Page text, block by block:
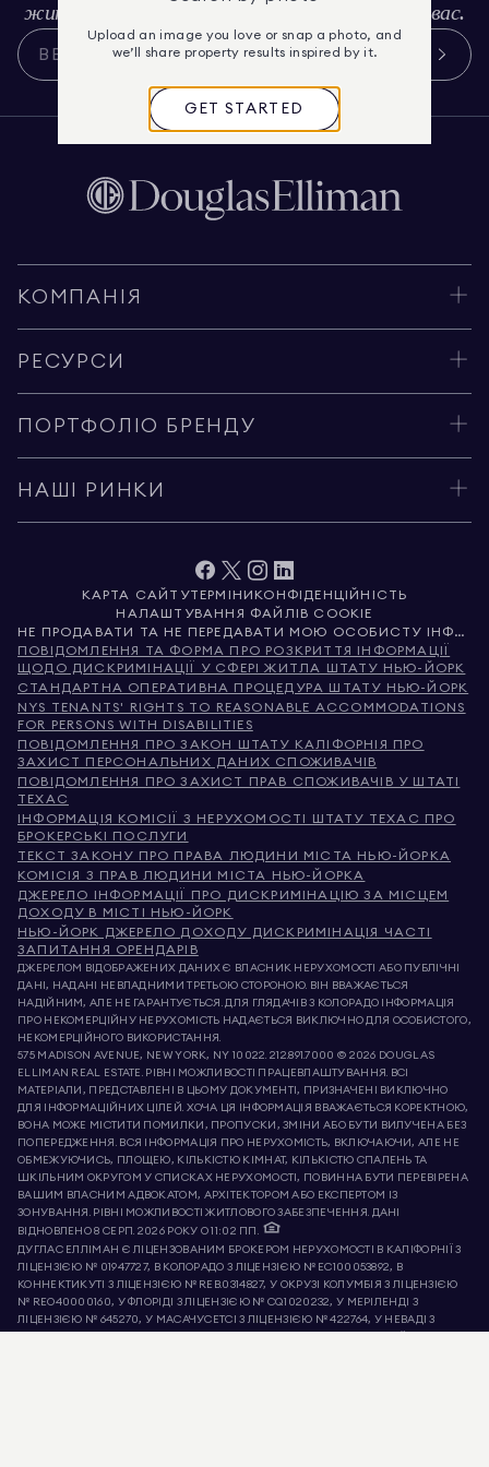
життя та культуру, підібрані спеціально для вас.
КОМПАНІЯ
РЕСУРСИ
ПОРТФОЛІО БРЕНДУ
НАШІ РИНКИ
КАРТА САЙТУТЕРМІНИ КОНФІДЕНЦІЙНІСТЬ
НАЛАШТУВАННЯ ФАЙЛІВ COOKIE
НЕ ПРОДАВАТИ ТА НЕ ПЕРЕДАВАТИ МОЮ ОСОБИСТУ ІНФОРМАЦІЮ
ПОВІДОМЛЕННЯ ТА ФОРМА ПРО РОЗКРИТТЯ ІНФОРМАЦІЇ
ЩОДО ДИСКРИМІНАЦІЇ У СФЕРІ ЖИТЛА ШТАТУ НЬЮ-ЙОРК
СТАНДАРТНА ОПЕРАТИВНА ПРОЦЕДУРА ШТАТУ НЬЮ-ЙОРК
NYS TENANTS' RIGHTS TO REASONABLE ACCOMMODATIONS
FOR PERSONS WITH DISABILITIES
ПОВІДОМЛЕННЯ ПРО ЗАКОН ШТАТУ КАЛІФОРНІЯ ПРО
ЗАХИСТ ПЕРСОНАЛЬНИХ ДАНИХ СПОЖИВАЧІВ
ПОВІДОМЛЕННЯ ПРО ЗАХИСТ ПРАВ СПОЖИВАЧІВ У ШТАТІ
ТЕХАС
ІНФОРМАЦІЯ КОМІСІЇ З НЕРУХОМОСТІ ШТАТУ ТЕХАС ПРО
БРОКЕРСЬКІ ПОСЛУГИ
ТЕКСТ ЗАКОНУ ПРО ПРАВА ЛЮДИНИ МІСТА НЬЮ-ЙОРКА
КОМІСІЯ З ПРАВ ЛЮДИНИ МІСТА НЬЮ-ЙОРКА
ДЖЕРЕЛО ІНФОРМАЦІЇ ПРО ДИСКРИМІНАЦІЮ ЗА МІСЦЕМ
ДОХОДУ В МІСТІ НЬЮ-ЙОРК
НЬЮ-ЙОРК ДЖЕРЕЛО ДОХОДУ ДИСКРИМІНАЦІЯ ЧАСТІ
ЗАПИТАННЯ ОРЕНДАРІВ
ДЖЕРЕЛОМ ВІДОБРАЖЕНИХ ДАНИХ Є ВЛАСНИК НЕРУХОМОСТІ АБО ПУБЛІЧНІ
ДАНІ, НАДАНІ НЕВЛАДНИМИ ТРЕТЬОЮ СТОРОНОЮ. ВІН ВВАЖАЄТЬСЯ
НАДІЙНИМ, АЛЕ НЕ ГАРАНТУЄТЬСЯ. ДЛЯ ГЛЯДАЧІВ З КОЛОРАДО ІНФОРМАЦІЯ
ПРО НЕКОМЕРЦІЙНУ НЕРУХОМІСТЬ НАДАЄТЬСЯ ВИКЛЮЧНО ДЛЯ ОСОБИСТОГО,
НЕКОМЕРЦІЙНОГО ВИКОРИСТАННЯ.
575 MADISON AVENUE, NEW YORK, NY 10022.212.891.7000 © 2026 DOUGLAS
ELLIMAN REAL ESTATE. РІВНІ МОЖЛИВОСТІ ПРАЦЕВЛАШТУВАННЯ. ВСІ
МАТЕРІАЛИ, ПРЕДСТАВЛЕНІ В ЦЬОМУ ДОКУМЕНТІ, ПРИЗНАЧЕНІ ВИКЛЮЧНО
ДЛЯ ІНФОРМАЦІЙНИХ ЦІЛЕЙ. ХОЧА ЦЯ ІНФОРМАЦІЯ ВВАЖАЄТЬСЯ КОРЕКТНОЮ,
ВОНА МОЖЕ МІСТИТИ ПОМИЛКИ, ПРОПУСКИ, ЗМІНИ АБО БУТИ ВИЛУЧЕНА БЕЗ
ПОПЕРЕДЖЕННЯ. ВСЯ ІНФОРМАЦІЯ ПРО НЕРУХОМІСТЬ, ВКЛЮЧАЮЧИ, АЛЕ НЕ
ОБМЕЖУЮЧИСЬ, ПЛОЩЕЮ, КІЛЬКІСТЮ КІМНАТ, КІЛЬКІСТЮ СПАЛЕНЬ ТА
ШКІЛЬНИМ ОКРУГОМ У СПИСКАХ НЕРУХОМОСТІ, ПОВИННА БУТИ ПЕРЕВІРЕНА
ВАШИМ ВЛАСНИМ АДВОКАТОМ, АРХІТЕКТОРОМ АБО ЕКСПЕРТОМ ІЗ
ЗОНУВАННЯ. РІВНІ МОЖЛИВОСТІ ЖИТЛОВОГО ЗАБЕЗПЕЧЕННЯ. ДАНІ
ВІДНОВЛЕНО 8 СЕРП. 2026 РОКУ О 11:02 ПП.
ДУГЛАС ЕЛЛІМАН Є ЛІЦЕНЗОВАНИМ БРОКЕРОМ НЕРУХОМОСТІ В КАЛІФОРНІЇ З
ЛІЦЕНЗІЄЮ № 01947727, В КОЛОРАДО З ЛІЦЕНЗІЄЮ № EC100053892, В
КОННЕКТИКУТІ З ЛІЦЕНЗІЄЮ № REB.0314827, У ОКРУЗІ КОЛУМБІЯ З ЛІЦЕНЗІЄЮ
№ REO40000160, У ФЛОРІДІ З ЛІЦЕНЗІЄЮ № CQ1020232, У МЕРІЛЕНДІ З
ЛІЦЕНЗІЄЮ № 645270, У МАСАЧУСЕТСІ З ЛІЦЕНЗІЄЮ № 422764, У НЕВАДІ З
Upload an image you love or snap a photo, and
we’ll share property results inspired by it.
GET STARTED